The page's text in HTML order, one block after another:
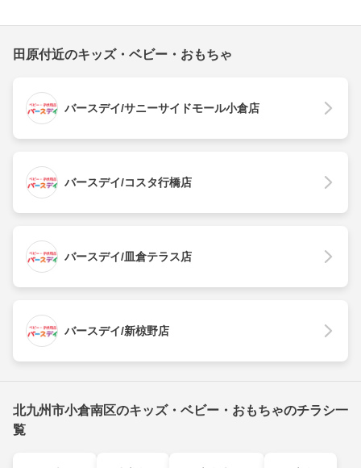
田原付近のキッズ・ベビー・おもちゃ
バースデイ/サニーサイドモール小倉店
バースデイ/コスタ行橋店
バースデイ/皿倉テラス店
バースデイ/新椋野店
北九州市小倉南区のキッズ・ベビー・おもちゃのチラシ一
覧